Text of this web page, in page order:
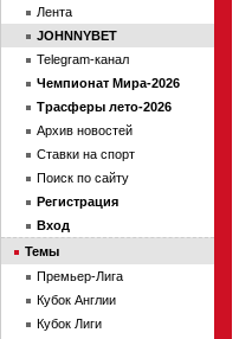
Лента
JOHNNYBET
Telegram-канал
Чемпионат Мира-2026
Трасферы лето-2026
Архив новостей
Ставки на спорт
Поиск по сайту
Регистрация
Вход
Темы
Премьер-Лига
Кубок Англии
Кубок Лиги